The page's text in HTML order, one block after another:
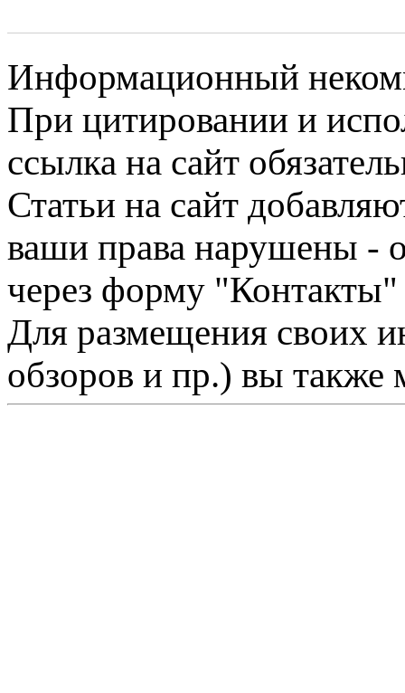
Информационный
При цитировании и
ссылка на сайт
Статьи на сайт
ваши права нарушены -
через форму "Контакты"
Для размещения своих
обзоров и пр.) вы также